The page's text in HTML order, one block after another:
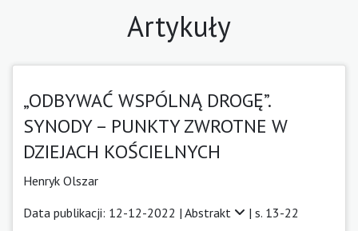
Artykuły
„ODBYWAĆ WSPÓLNĄ DROGĘ”.
SYNODY – PUNKTY ZWROTNE W
DZIEJACH KOŚCIELNYCH
Henryk Olszar
Data publikacji: 12-12-2022 | Abstrakt | s. 13-22